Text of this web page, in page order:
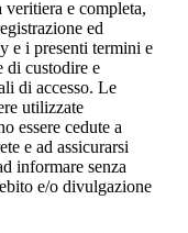
e completa,
ed
e i presenti termini e
di custodire e
di accesso. Le
utilizzate
essere cedute a
e ad assicurarsi
informare senza
e/o divulgazione